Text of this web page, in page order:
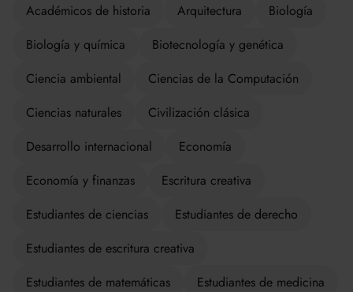
Académicos de historia Arquitectura
Biología
Biología y química
Biotecnología y genética
Ciencia ambiental
Ciencias de la Computación
Ciencias naturales
Civilización clásica
Desarrollo internacional
Economía
Economía y finanzas
Escritura creativa
Estudiantes de ciencias
Estudiantes de derecho
Estudiantes de escritura creativa
Estudiantes de matemáticas
Estudiantes de medicina